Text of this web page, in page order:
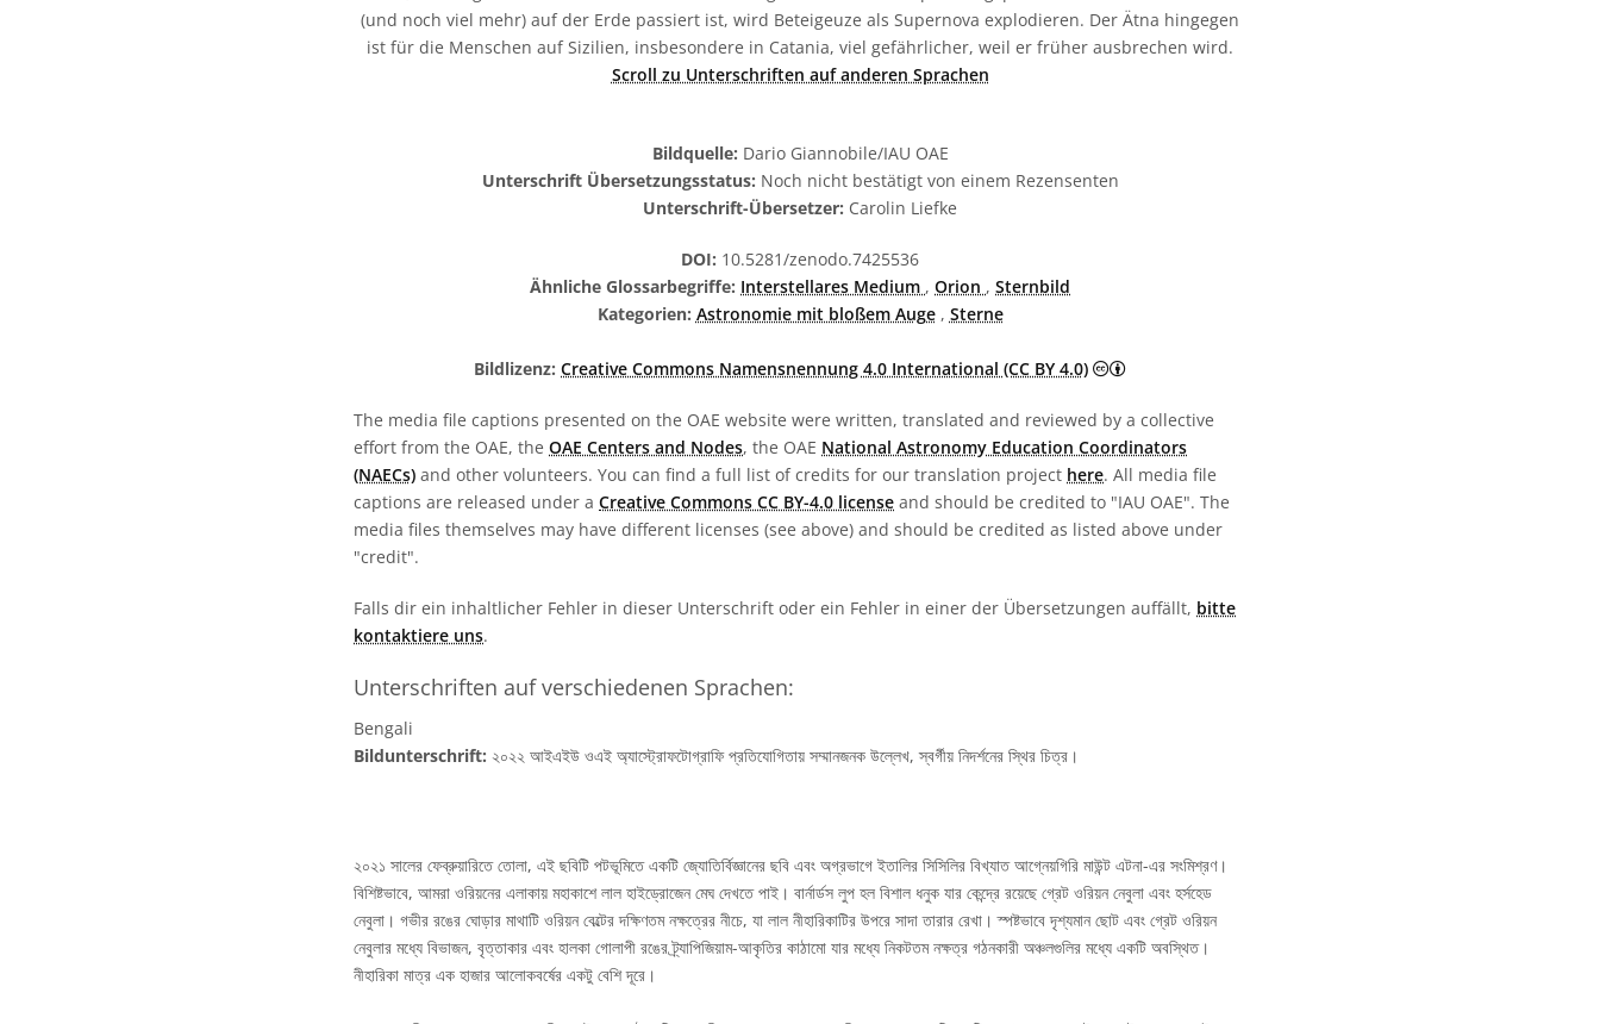
(und noch viel mehr) auf der Erde passiert ist, wird Beteigeuze als Supernova explodieren. Der Ätna hingegen
ist für die Menschen auf Sizilien, insbesondere in Catania, viel gefährlicher, weil er früher ausbrechen wird.
Scroll zu Unterschriften auf anderen Sprachen
Bildquelle: Dario Giannobile/IAU OAE
Unterschrift Übersetzungsstatus: Noch nicht bestätigt von einem Rezensenten
Unterschrift-Übersetzer: Carolin Liefke
DOI: 10.5281/zenodo.7425536
Ähnliche Glossarbegriffe: Interstellares Medium , Orion , Sternbild
Kategorien: Astronomie mit bloßem Auge, Sterne
Bildlizenz: Creative Commons Namensnennung 4.0 International (CC BY 4.0) Creative Commons Namensnennung 4.0 International (CC
The media file captions presented on the OAE website were written, translated and reviewed by a collective
effort from the OAE, the OAE Centers and Nodes, the OAE National Astronomy Education Coordinators
(NAECs) and other volunteers. You can find a full list of credits for our translation project here. All media file
captions are released under a Creative Commons CC BY-4.0 license and should be credited to "IAU OAE". The
media files themselves may have different licenses (see above) and should be credited as listed above under
"credit".
Falls dir ein inhaltlicher Fehler in dieser Unterschrift oder ein Fehler in einer der Übersetzungen auffällt, bitte
kontaktiere uns.
Unterschriften auf verschiedenen Sprachen:
Bengali
Bildunterschrift: ২০২২ আইএইউ ওএই অ্যাস্ট্রোফটোগ্রাফি প্রতিযোগিতায় সম্মানজনক উল্লেখ, স্বর্গীয় নিদর্শনের স্থির চিত্র।
২০২১ সালের ফেব্রুয়ারিতে তোলা, এই ছবিটি পটভূমিতে একটি জ্যোতির্বিজ্ঞানের ছবি এবং অগ্রভাগে ইতালির সিসিলির বিখ্যাত আগ্নেয়গিরি মাউন্ট এটনা-এর সংমিশ্রণ।
বিশিষ্টভাবে, আমরা ওরিয়নের এলাকায় মহাকাশে লাল হাইড্রোজেন মেঘ দেখতে পাই। বার্নার্ডস লুপ হল বিশাল ধনুক যার কেন্দ্রে রয়েছে গ্রেট ওরিয়ন নেবুলা এবং হর্সহেড
নেবুলা। গভীর রঙের ঘোড়ার মাথাটি ওরিয়ন বেল্টের দক্ষিণতম নক্ষত্রের নীচে, যা লাল নীহারিকাটির উপরে সাদা তারার রেখা। স্পষ্টভাবে দৃশ্যমান ছোট এবং গ্রেট ওরিয়ন
নেবুলার মধ্যে বিভাজন, বৃত্তাকার এবং হালকা গোলাপী রঙের ট্র্যাপিজিয়াম-আকৃতির কাঠামো যার মধ্যে নিকটতম নক্ষত্র গঠনকারী অঞ্চলগুলির মধ্যে একটি অবস্থিত।
নীহারিকা মাত্র এক হাজার আলোকবর্ষের একটু বেশি দূরে।